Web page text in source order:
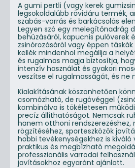
A gumi pertli (vagy kerek
legsokoldalúbb rövidáru termék,
szabás-varrás és barkácsolás
Legyen szó egy melegítőnadrág
behúzásáról, kapucnis pulóverek
zsinórozásáról vagy éppen
kellék mindenhol megállja a
és rugalmas magja biztosítja,
intenzív használat és gyakori
veszítse el rugalmasságát, és ne
Kialakításának köszönhetően
csomózható, de rugóvéggel
kombinálva is tökéletesen
precíz állíthatóságot. Nemcsak
hanem otthoni rendszerezéshez,
rögzítéséhez, sporteszközök
hobbi tevékenységekhez is kiváló
praktikus és megbízható
professzionális varrodai
javításokhoz egyaránt ajánlott.